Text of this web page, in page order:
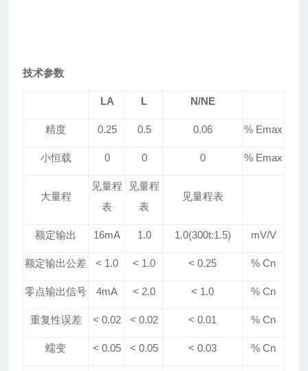
技术参数
LA L N/NE
精度 0.25 0.5 0.06 % Emax
小恒载 0 0 0 % Emax
大量程
见量程
表
见量程
表
见量程表
额定输出 16mA 1.0 1.0(300t:1.5) mV/V
额定输出公差 < 1.0 < 1.0 <0.25 % Cn
零点输出信号 4mA < 2.0 < 1.0 % Cn
重复性误差 < 0.02 < 0.02 < 0.01 % Cn
蠕变 < 0.05 < 0.05 < 0.03 % Cn